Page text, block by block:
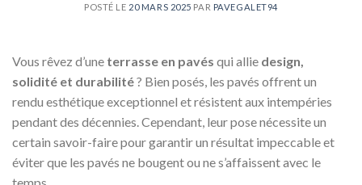
POSTÉ LE 20 MARS 2025 PAR PAVEGALET94
Vous rêvez d’une terrasse en pavés qui allie design,
solidité et durabilité? Bien posés, les pavés offrent un
rendu esthétique exceptionnel et résistent aux intempéries
pendant des décennies. Cependant, leur pose nécessite un
certain savoir-faire pour garantir un résultat impeccable et
éviter que les pavés ne bougent ou ne s’affaissent avec le
temps.